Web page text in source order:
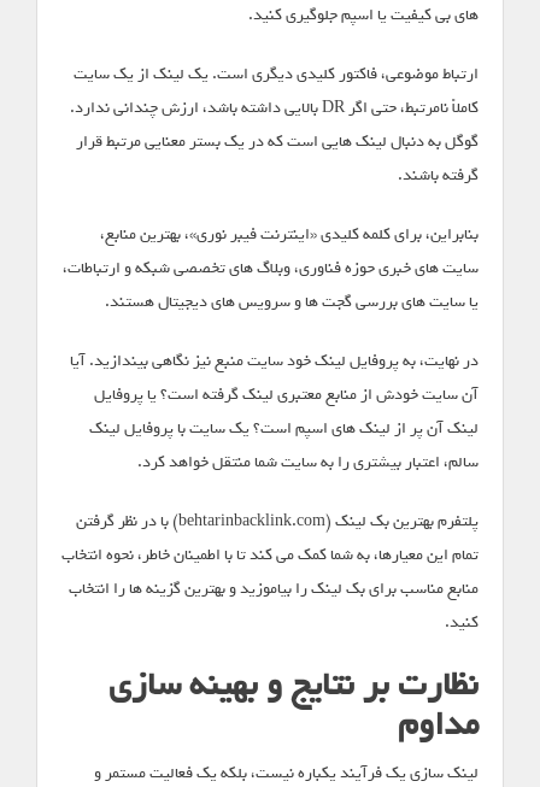
های بی کیفیت یا اسپم جلوگیری کنید.
ارتباط موضوعی، فاکتور کلیدی دیگری است. یک لینک از یک سایت
کاملاً نامرتبط، حتی اگر DR بالایی داشته باشد، ارزش چندانی ندارد.
گوگل به دنبال لینک هایی است که در یک بستر معنایی مرتبط قرار
گرفته باشند.
بنابراین، برای کلمه کلیدی «اینترنت فیبر نوری»، بهترین منابع،
سایت های خبری حوزه فناوری، وبلاگ های تخصصی شبکه و ارتباطات،
یا سایت های بررسی گجت ها و سرویس های دیجیتال هستند.
در نهایت، به پروفایل لینک خود سایت منبع نیز نگاهی بیندازید. آیا
آن سایت خودش از منابع معتبری لینک گرفته است؟ یا پروفایل
لینک آن پر از لینک های اسپم است؟ یک سایت با پروفایل لینک
سالم، اعتبار بیشتری را به سایت شما منتقل خواهد کرد.
پلتفرم بهترین بک لینک (behtarinbacklink.com) با در نظر گرفتن
تمام این معیارها، به شما کمک می کند تا با اطمینان خاطر، نحوه انتخاب
منابع مناسب برای بک لینک را بیاموزید و بهترین گزینه ها را انتخاب
کنید.
نظارت بر نتایج و بهینه سازی
مداوم
لینک سازی یک فرآیند یکباره نیست، بلکه یک فعالیت مستمر و